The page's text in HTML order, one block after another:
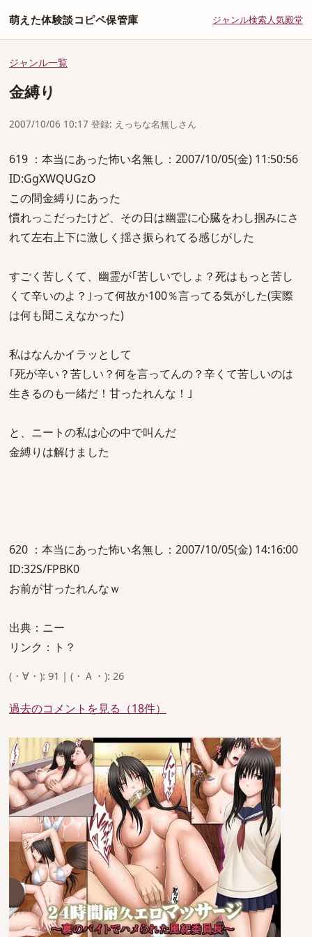
萌えた体験談コピペ保管庫 ジャンル検索人気殿堂
ジャンル一覧
金縛り
2007/10/06 10:17 登録: えっちな名無しさん
619 ：本当にあった怖い名無し：2007/10/05(金) 11:50:56
ID:GgXWQUGzO
この間金縛りにあった
慣れっこだったけど、その日は幽霊に心臓をわし掴みにさ
れて左右上下に激しく揺さ振られてる感じがした
すごく苦しくて、幽霊が｢苦しいでしょ？死はもっと苦し
くて辛いのよ？｣って何故か100％言ってる気がした(実際
は何も聞こえなかった)
私はなんかイラッとして
｢死が辛い？苦しい？何を言ってんの？辛くて苦しいのは
生きるのも一緒だ！甘ったれんな！｣
と、ニートの私は心の中で叫んだ
金縛りは解けました
620 ：本当にあった怖い名無し：2007/10/05(金) 14:16:00
ID:32S/FPBK0
お前が甘ったれんなｗ
出典：ニー
リンク：ト？
(・∀・): 91 | (・Ａ・): 26
過去のコメントを見る（18件）